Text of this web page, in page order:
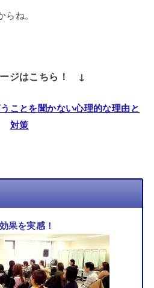
ね。
ジはこちら！ ↓
ことを聞かない心理的な理由と
対策
果を実感！